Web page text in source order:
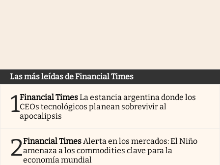
Las más leídas de Financial Times
1Financial TimesLa estancia argentina donde los
CEOs tecnológicos planean sobrevivir al
apocalipsis
2Financial TimesAlerta en los mercados: El Niño
amenaza a los commodities clave para la
economía mundial